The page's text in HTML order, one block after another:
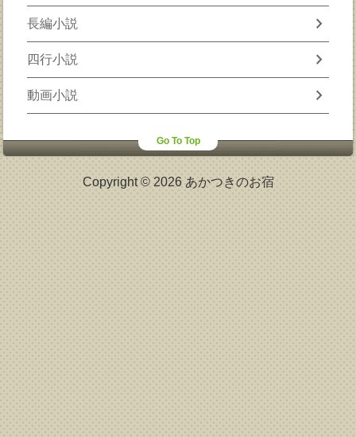
長編小説 chevron_right
四行小説 chevron_right
動画小説 chevron_right
Go To Top
Copyright © 2026 あかつきのお宿